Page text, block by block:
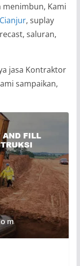
menimbun, Kami
, suplay
saluran,
jasa Kontraktor
sampaikan,